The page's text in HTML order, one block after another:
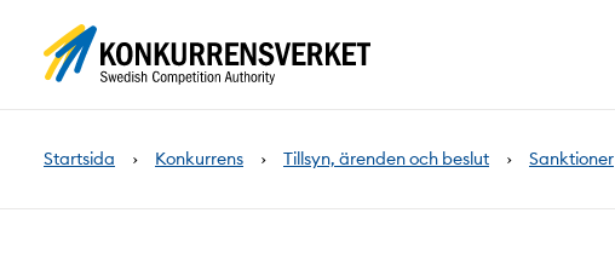
Startsida Konkurrens Tillsyn, ärenden och beslut Sanktioner